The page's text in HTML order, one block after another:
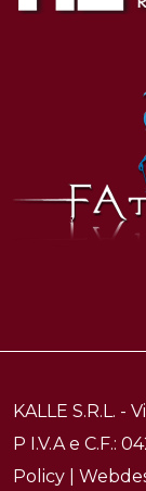
KALLE S.R.L. -
P I.V.A e C.F.:
Policy |